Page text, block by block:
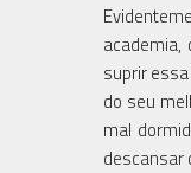
suprir
do seu
mal
descansar